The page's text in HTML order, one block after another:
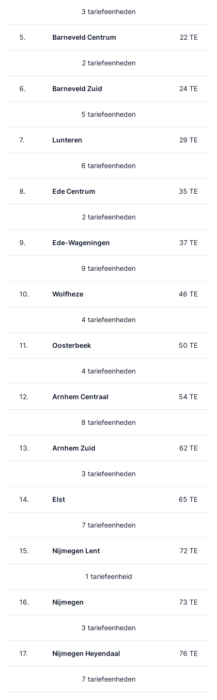
3 tariefeenheden
5. Barneveld Centrum 22 TE
2 tariefeenheden
6. Barneveld Zuid 24 TE
5 tariefeenheden
7. Lunteren 29 TE
6 tariefeenheden
8. Ede Centrum 35 TE
2 tariefeenheden
9. Ede-Wageningen 37 TE
9 tariefeenheden
10. Wolfheze 46 TE
4 tariefeenheden
11. Oosterbeek 50 TE
4 tariefeenheden
12. Arnhem Centraal 54 TE
8 tariefeenheden
13. Arnhem Zuid 62 TE
3 tariefeenheden
14. Elst 65 TE
7 tariefeenheden
15. Nijmegen Lent 72 TE
1 tariefeenheid
16. Nijmegen 73 TE
3 tariefeenheden
17. Nijmegen Heyendaal 76 TE
7 tariefeenheden